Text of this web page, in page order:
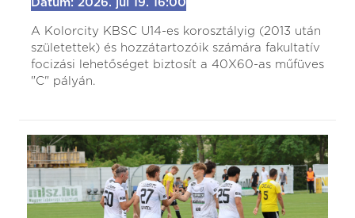
Dátum: 2026. júl 19. 16:00
A Kolorcity KBSC U14-es korosztályig (2013 után
születettek) és hozzátartozóik számára fakultatív
focizási lehetőséget biztosít a 40X60-as műfüves
"C" pályán.